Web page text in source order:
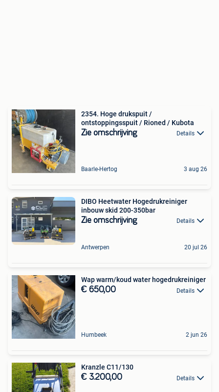
2354. Hoge drukspuit /
ontstoppingsspuit / Rioned / Kubota
Zie omschrijving Details
Baarle-Hertog 3 aug 26
DIBO Heetwater Hogedrukreiniger
inbouw skid 200-350bar
Zie omschrijving Details
Antwerpen 20 jul 26
Wap warm/koud water hogedrukreiniger
€ 650,00 Details
Humbeek 2 jun 26
Kranzle C11/130
€ 3.200,00 Details